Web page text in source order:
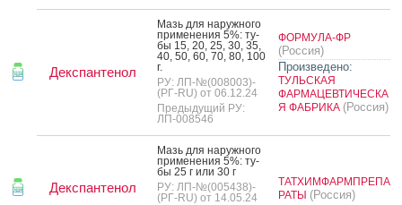
Декспантенол
Мазь для на­руж­но­го
при­мене­ния 5%: ту­
бы 15, 20, 25, 30, 35,
40, 50, 60, 70, 80, 100
г.
РУ: ЛП-№(008003)-
(РГ-RU) от 06.12.24
Предыдущий РУ:
ЛП-008546
ФОРМУЛА-ФР
(Россия)
Произведено:
ТУЛЬСКАЯ
ФАРМАЦЕВТИЧЕСКА
Я ФАБРИКА (Россия)
Декспантенол
Мазь для на­руж­но­го
при­мене­ния 5%: ту­
бы 25 г или 30 г
РУ: ЛП-№(005438)-
(РГ-RU) от 14.05.24
ТАТХИМФАРМПРЕПА
РАТЫ (Россия)